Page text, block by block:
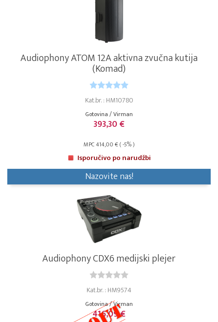
Audiophony ATOM 12A aktivna zvučna kutija
(Komad)
Kat.br. : HM10780
Gotovina / Virman
393,30 €
MPC 414,00 € ( -5% )
Isporučivo po narudžbi
Nazovite nas!
Audiophony CDX6 medijski plejer
Kat.br. : HM9574
Gotovina / Virman
416,09 €